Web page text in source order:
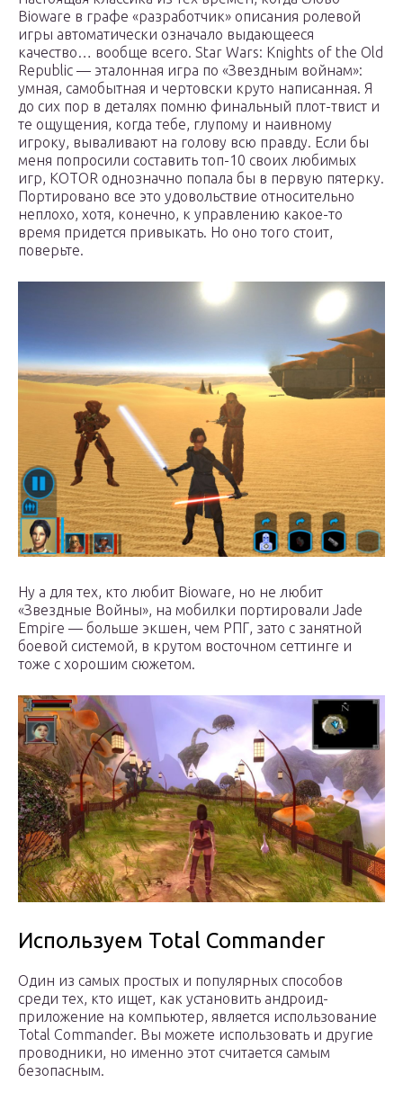
Bioware в графе «разработчик» описания ролевой
игры автоматически означало выдающееся
качество… вообще всего. Star Wars: Knights of the Old
Republic — эталонная игра по «Звездным войнам»:
умная, самобытная и чертовски круто написанная. Я
до сих пор в деталях помню финальный плот-твист и
те ощущения, когда тебе, глупому и наивному
игроку, вываливают на голову всю правду. Если бы
меня попросили составить топ-10 своих любимых
игр, KOTOR однозначно попала бы в первую пятерку.
Портировано все это удовольствие относительно
неплохо, хотя, конечно, к управлению какое-то
время придется привыкать. Но оно того стоит,
поверьте.
Ну а для тех, кто любит Bioware, но не любит
«Звездные Войны», на мобилки портировали Jade
Empire — больше экшен, чем РПГ, зато с занятной
боевой системой, в крутом восточном сеттинге и
тоже с хорошим сюжетом.
Используем Total Commander
Один из самых простых и популярных способов
среди тех, кто ищет, как установить андроид-
приложение на компьютер, является использование
Total Commander. Вы можете использовать и другие
проводники, но именно этот считается самым
безопасным.